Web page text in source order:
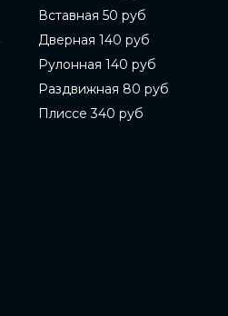
Вставная 50 руб
Дверная 140 руб
Рулонная 140 руб
Раздвижная 80 руб
Плиссе 340 руб